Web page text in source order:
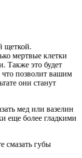
щеткой.
мертвые клетки
Также это будет
позволит вашим
они станут
мед или вазелин
еще более гладкими
смазать губы